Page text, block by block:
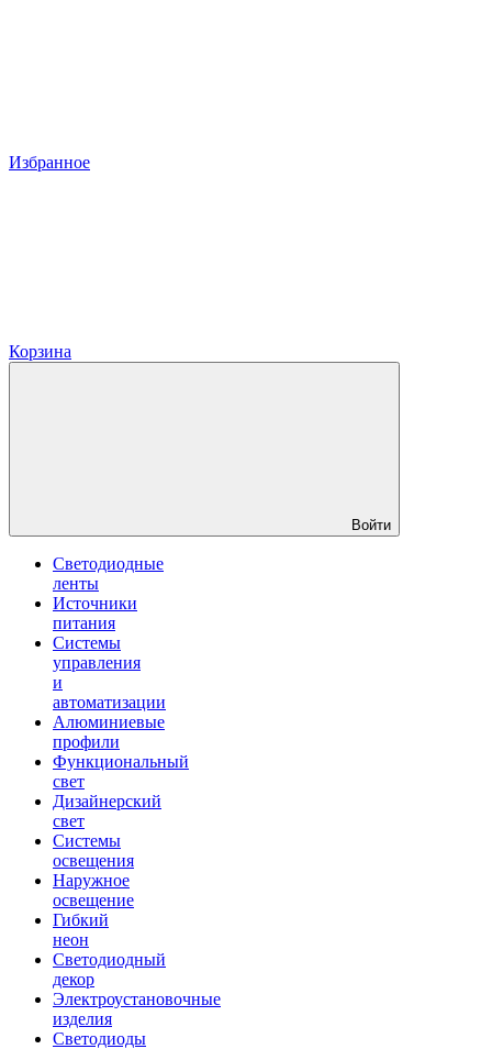
Избранное
Корзина
Войти
Светодиодные
ленты
Источники
питания
Системы
управления
и
автоматизации
Алюминиевые
профили
Функциональный
свет
Дизайнерский
свет
Системы
освещения
Наружное
освещение
Гибкий
неон
Светодиодный
декор
Электроустановочные
изделия
Светодиоды